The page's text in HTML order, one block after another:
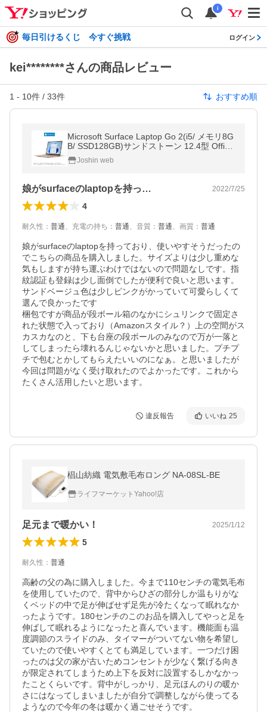
i
毎日引けるくじ 今すぐ挑戦 ログイン
kei********さんの商品レビュー
1 - 10件 / 33件 おすすめ順
Microsoft Surface Laptop Go 2(i5/ メモリ8G
B/ SSD128GB)サンドストーン 12.4型 Office
Home ＆ Business 2021 搭載 8QC-00054 返
品種別B
Joshin web
娘がsurfaceのlaptopを持っ… 2022/7/25
4
耐久性 ： 普通、 充電の持ち ： 普通、 音質 ： 普通、 画質 ： 普通
娘がsurfaceのlaptopを持っており、使いやすそうだったの
でこちらの商品を購入しました。サイズよりは少し重めな
気もしますが持ち運ぶわけではないので問題なしです。指
紋認証も登録は少し面倒でしたが便利で良いと思います。
サンドベージュ色は少しピンクがかっていて可愛らしくて
選んで良かったです
梱包ですが商品が段ボール箱のなかにシュリンクで固定さ
れた状態で入っており（Amazonスタイル？）上の空間がス
カスカなのと、下も台座の段ボールのみなので万が一落と
してしまったら壊れるんじゃないかと思いました。プチプ
チで包むとかしてもらえたいいのになぁ。と思いましたが
今回は問題がなく受け取れたのでよかったです。これから
たくさん活用したいと思います。
違反報告 いいね 25
椙山紡織 電気敷毛布ロング NA-08SL-BE
ライフマーケットYahoo!店
足元まで暖かい！ 2025/1/12
5
耐久性 ： 普通
高齢の父の為に購入しました。今まで110センチの電気毛布
を使用していたので、背中からひざの部分しか温もりがな
くベッドの中で足が伸ばせず足先が冷たくなって眠れなか
ったようです。180センチのこのお品を購入してやっと足を
伸ばして眠れるようになったと喜んでいます。機能面も温
度調節のスライドのみ、タイマーがついてない物を希望し
ていたので使いやすくとても満足しています。一つだけ困
ったのは父の家が古いためコンセントが少なく繋げる向き
が限定されてしまうため上下を反対に設置するしかなかっ
たことくらいです。背中がしっかり、足元ほんのりの暖か
さにはなってしまいましたが自分で調整しながら使ってる
ようなので今年の冬は暖かく過ごせそうです。